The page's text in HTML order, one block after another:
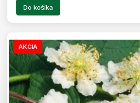
Do košíka
AKCIA